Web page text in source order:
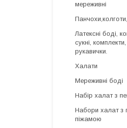
мереживні
Латексні боді,
сукні,
рукавички.
Халати
Мереживні боді
Набір халат з
Набори халат з
піжамою